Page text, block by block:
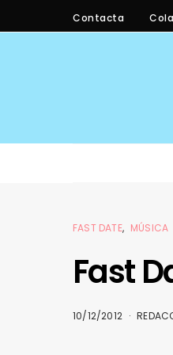
Contacta
FAST DATE MÚSICA
Fast
10/12/2012